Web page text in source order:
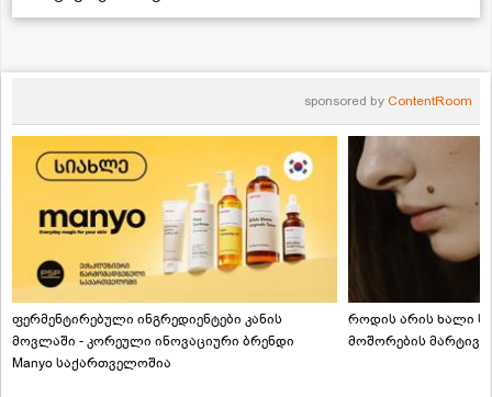
sponsored by ContentRoom
ფერმენტირებული ინგრედიენტები კანის
მოვლაში - კორეული ინოვაციური ბრენდი
Manyo საქართველოშია
როდის არის ხალი
მოშორების